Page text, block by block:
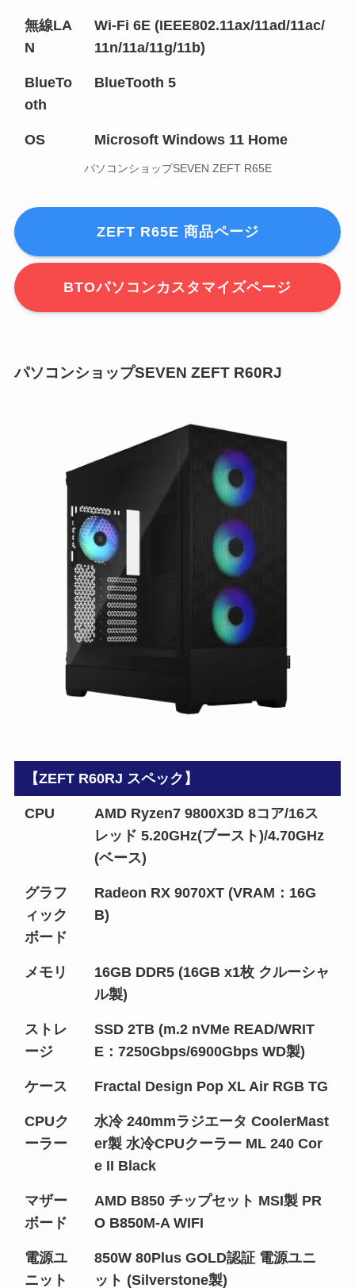
無線LA
N
Wi-Fi 6E (IEEE802.11ax/11ad/11ac/
11n/11a/11g/11b)
BlueTo
oth
BlueTooth 5
OS Microsoft Windows 11 Home
パソコンショップSEVEN ZEFT R65E
ZEFT R65E 商品ページ
BTOパソコンカスタマイズページ
パソコンショップSEVEN ZEFT R60RJ
【ZEFT R60RJ スペック】
CPU
AMD Ryzen7 9800X3D 8コア/16ス
レッド 5.20GHz(ブースト)/4.70GHz
(ベース)
グラフ
ィック
ボード
Radeon RX 9070XT (VRAM：16G
B)
メモリ
16GB DDR5 (16GB x1枚 クルーシャ
ル製)
ストレ
ージ
SSD 2TB (m.2 nVMe READ/WRIT
E：7250Gbps/6900Gbps WD製)
ケース Fractal Design Pop XL Air RGB TG
CPUク
ーラー
水冷 240mmラジエータ CoolerMast
er製 水冷CPUクーラー ML 240 Cor
e II Black
マザー
ボード
AMD B850 チップセット MSI製 PR
O B850M-A WIFI
電源ユ
ニット
850W 80Plus GOLD認証 電源ユニ
ット (Silverstone製)